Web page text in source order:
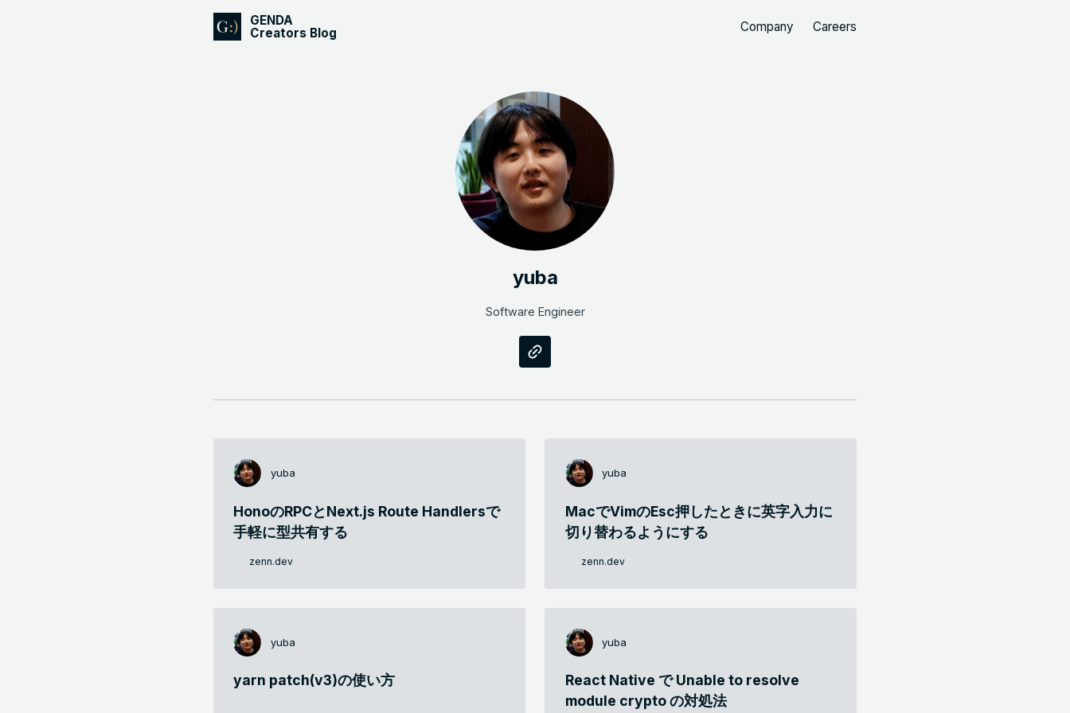
GENDA
Creators Blog
Company Careers
yuba
Software Engineer
yuba
HonoのRPCとNext.js Route Handlersで
手軽に型共有する
zenn.dev
yuba
MacでVimのEsc押したときに英字入力に
切り替わるようにする
zenn.dev
yuba
yarn patch(v3)の使い方
yuba
React Native で Unable to resolve
module crypto の対処法